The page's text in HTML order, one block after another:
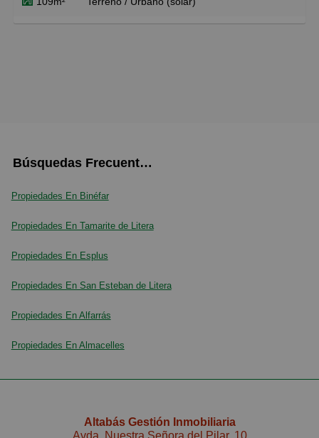
Búsquedas Frecuentes
Propiedades En Binéfar
Propiedades En Tamarite de Litera
Propiedades En Esplus
Propiedades En San Esteban de Litera
Propiedades En Alfarrás
Propiedades En Almacelles
Altabás Gestión Inmobiliaria